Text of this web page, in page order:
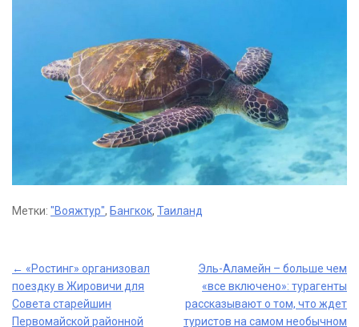
Метки: "Вояжтур", Бангкок, Таиланд
Post
navigation
← «Ростинг» организовал
поездку в Жировичи для
Совета старейшин
Первомайской районной
Эль-Аламейн – больше чем
«все включено»: турагенты
рассказывают о том, что ждет
туристов на самом необычном